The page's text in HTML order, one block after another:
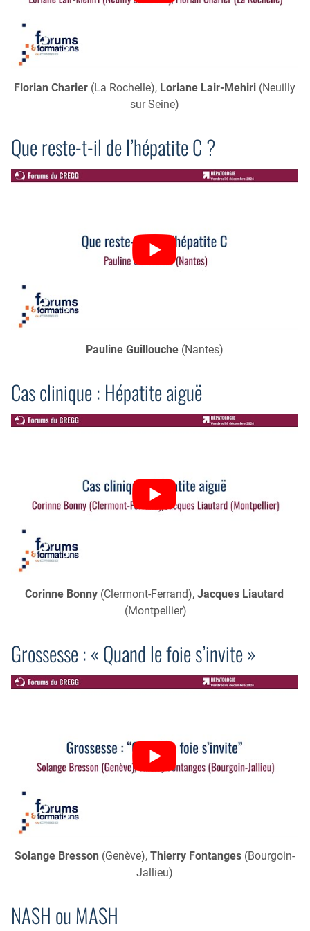
Florian Charier(La Rochelle), Loriane Lair-Mehiri(Neuilly
sur Seine)
Que reste-t-il de l’hépatite C ?
Pauline Guillouche(Nantes)
Cas clinique : Hépatite aiguë
Corinne Bonny (Clermont-Ferrand),Jacques Liautard
(Montpellier)
Grossesse : « Quand le foie s’invite »
Solange Bresson (Genève), Thierry Fontanges(Bourgoin-
Jallieu)
NASH ou MASH